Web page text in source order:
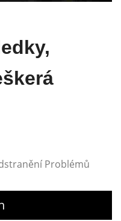
Problémů